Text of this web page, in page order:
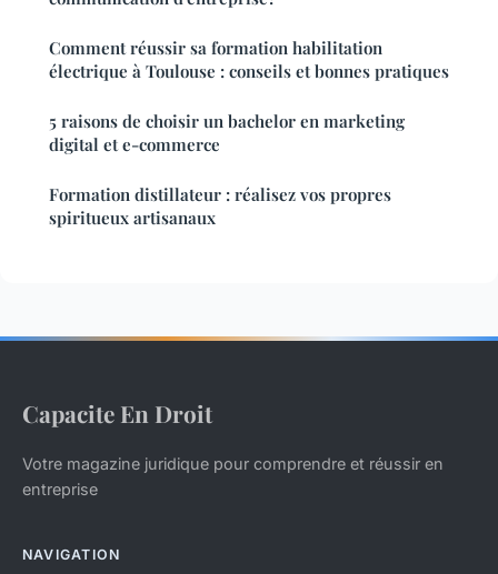
Comment réussir sa formation habilitation
électrique à Toulouse : conseils et bonnes pratiques
5 raisons de choisir un bachelor en marketing
digital et e-commerce
Formation distillateur : réalisez vos propres
spiritueux artisanaux
Capacite En Droit
Votre magazine juridique pour comprendre et réussir en
entreprise
NAVIGATION